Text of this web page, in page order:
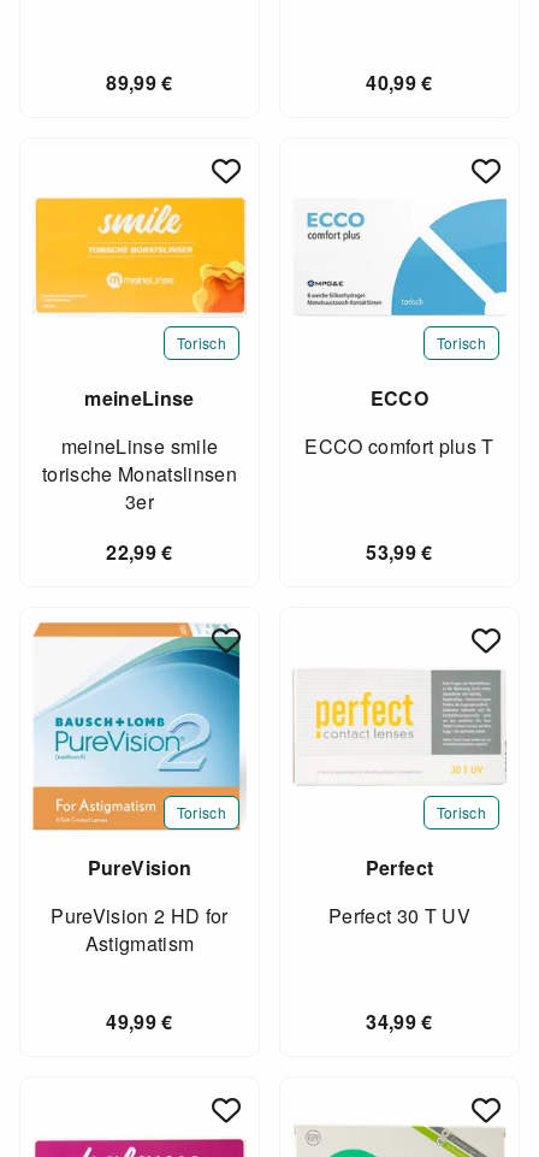
89,99€ 40,99€
Torisch
meineLinse
meineLinse smile
torische Monatslinsen
3er
22,99€
Torisch
ECCO
ECCO comfort plus T
53,99€
Torisch
PureVision
PureVision 2 HD for
Astigmatism
49,99€
Torisch
Perfect
Perfect 30 T UV
34,99€